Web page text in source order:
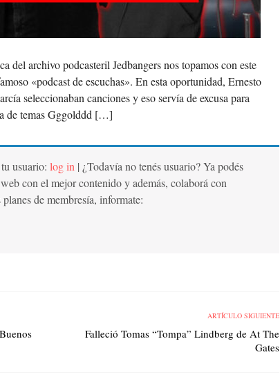
del archivo podcasteril Jedbangers nos topamos con este
«podcast de escuchas». En esta oportunidad, Ernesto
seleccionaban canciones y eso servía de excusa para
de temas Gggolddd […]
usuario: log in | ¿Todavía no tenés usuario? Ya podés
con el mejor contenido y además, colaborá con
de membresía, informate:
ARTÍCULO SIGUIENTE
Falleció Tomas “Tompa” Lindberg de At The
Gates